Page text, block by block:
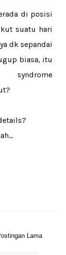
di posisi
suatu hari
dk sepandai
biasa, itu
Lama